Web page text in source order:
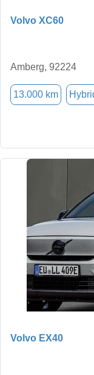
Volvo XC60
Amberg, 92224
13.000 km
Volvo EX40